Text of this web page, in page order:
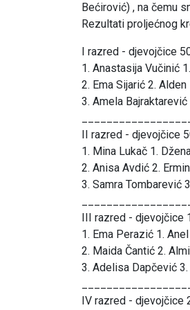
Bećirović) , na čemu
Rezultati proljećnog
I razred - djevojčice
1. Anastasija Vučinić
2. Ema Sijarić 2.
3. Amela
II razred - djevojčice
1. Mina Lukač 1.
2. Anisa Avdić 2.
3. Samra Tombarević
III razred - djevojčice
1. Ema Perazić 1.
2. Maida Čantić 2.
3. Adelisa Dapčević
IV razred - djevojčice